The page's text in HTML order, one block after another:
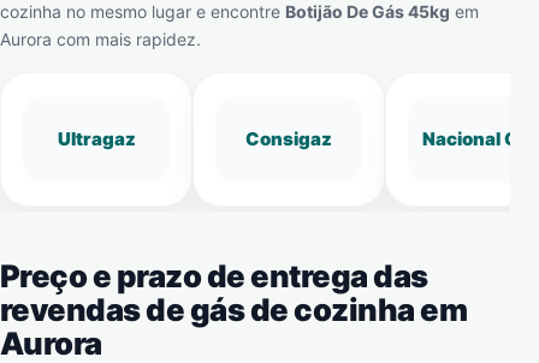
cozinha no mesmo lugar e encontre Botijão De Gás 45kg em
Aurora com mais rapidez.
Ultragaz Consigaz Nacional Gás
Preço e prazo de entrega das
revendas de gás de cozinha em
Aurora